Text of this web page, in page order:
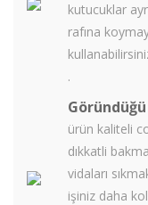
kutucuklar
rafına
.
Göründüğü
ürün kaliteli
dıkkatli
vidaları
işiniz daha